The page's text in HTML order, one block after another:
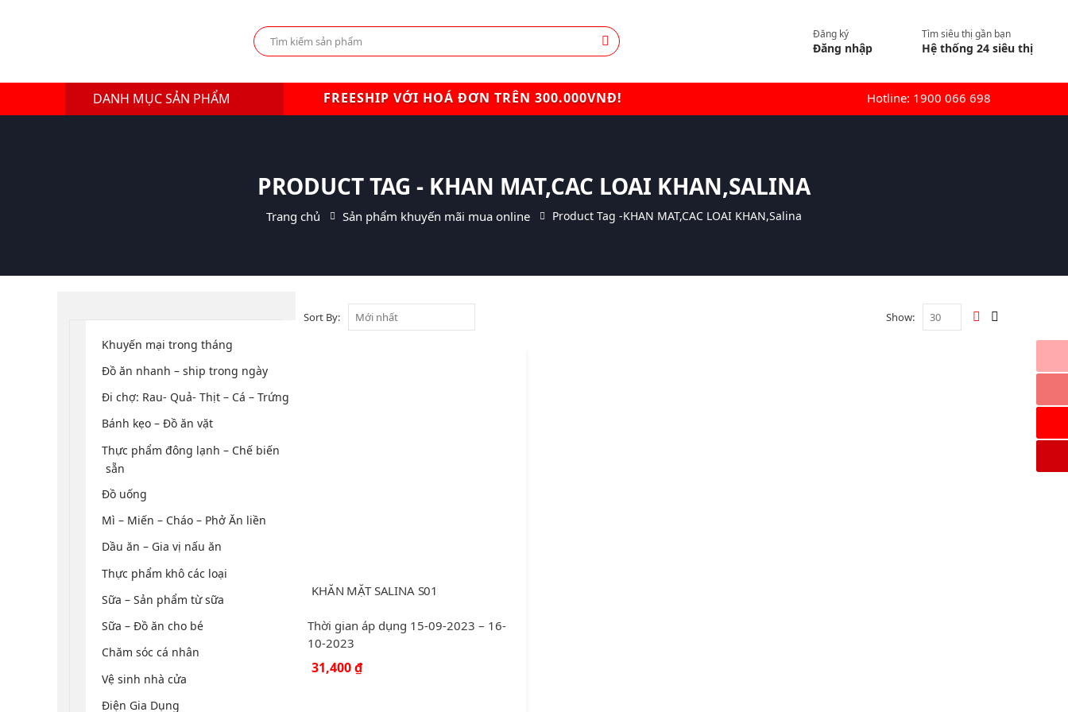
Đăng ký
Đăng nhập
Tìm siêu thị gần bạn
Hệ thống 24 siêu thị
DANH MỤC SẢN PHẨM FREESHIP VỚI HOÁ ĐƠN TRÊN 300.000VNĐ! Hotline: 1900 066 698
PRODUCT TAG - KHAN MAT,CAC LOAI KHAN,SALINA
Trang chủ Sản phẩm khuyến mãi mua online Product Tag -KHAN MAT,CAC LOAI KHAN,Salina
Sort By: Show:
KHĂN MẶT SALINA S01
Thời gian áp dụng 15-09-2023 – 16-
10-2023
31,400₫
Khuyến mại trong tháng
Đồ ăn nhanh – ship trong ngày
Đi chợ: Rau- Quả- Thịt – Cá – Trứng
Bánh kẹo – Đồ ăn vặt
Thực phẩm đông lạnh – Chế biến
sẵn
Đồ uống
Mì – Miến – Cháo – Phở Ăn liền
Dầu ăn – Gia vị nấu ăn
Thực phẩm khô các loại
Sữa – Sản phẩm từ sữa
Sữa – Đồ ăn cho bé
Chăm sóc cá nhân
Vệ sinh nhà cửa
Điện Gia Dụng